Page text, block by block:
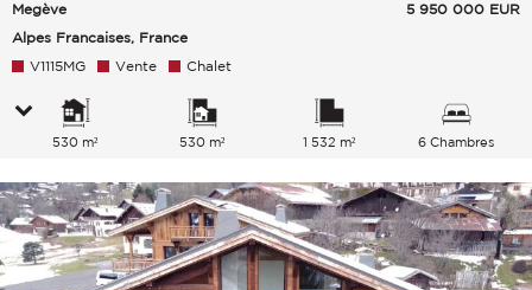
Megève
Alpes Francaises, France
5 950 000 EUR
V1115MG Vente Chalet
530 m² 530 m² 1 532 m² 6 Chambres